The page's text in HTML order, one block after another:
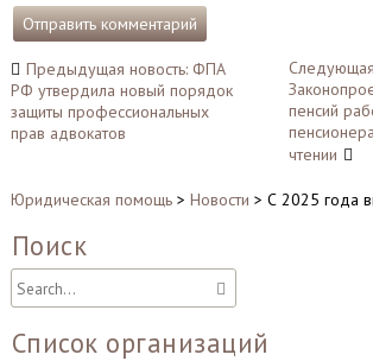
Навигация
по
записям
Предыдущая новость: ФПА
РФ утвердила новый порядок
защиты профессиональных
прав адвокатов
пенсий
чтении
Юридическая помощь> Новости > С 2025 года
Поиск
Список организаций